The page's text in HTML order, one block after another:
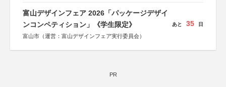
富山デザインフェア 2026「パッケージデザイ
ンコンペティション」《学生限定》
富山市（運営：富山デザインフェア実行委員会）
あと 35 日
PR